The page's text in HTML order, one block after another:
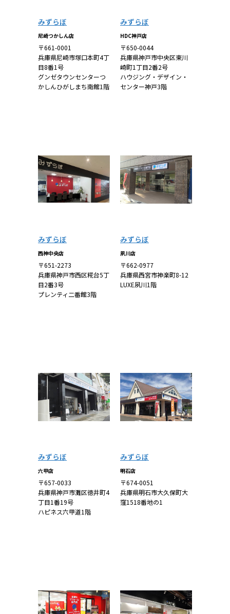
みずらぼ
尼崎つかしん店
〒661-0001
兵庫県尼崎市塚口本町4丁
目8番1号
グンゼタウンセンターつ
かしんひがしまち南館1階
みずらぼ
HDC神戸店
〒650-0044
兵庫県神戸市中央区東川
崎町1丁目2番2号
ハウジング・デザイン・
センター神戸3階
みずらぼ
西神中央店
〒651-2273
兵庫県神戸市西区糀台5丁
目2番3号
プレンティ二番館3階
みずらぼ
夙川店
〒662-0977
兵庫県西宮市神楽町8-12
LUXE夙川1階
みずらぼ
六甲店
〒657-0033
兵庫県神戸市灘区徳井町4
丁目1番19号
ハピネス六甲道1階
みずらぼ
明石店
〒674-0051
兵庫県明石市大久保町大
窪1518番地の1